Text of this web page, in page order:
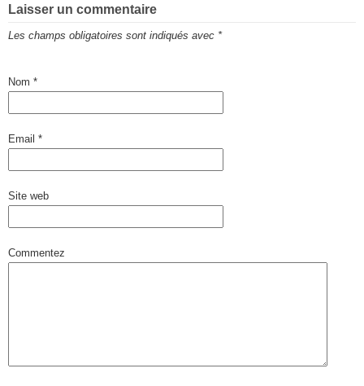
Laisser un commentaire
Les champs obligatoires sont indiqués avec *
Nom *
Email *
Site web
Commentez